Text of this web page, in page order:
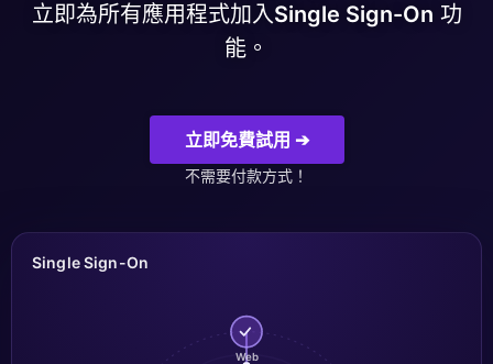
ChatWoot
Code-Hero
立即為所有應用程式加入Single Sign-On 功
能。
立即免費試用 ➔
不需要付款方式！
Single Sign-On
Web